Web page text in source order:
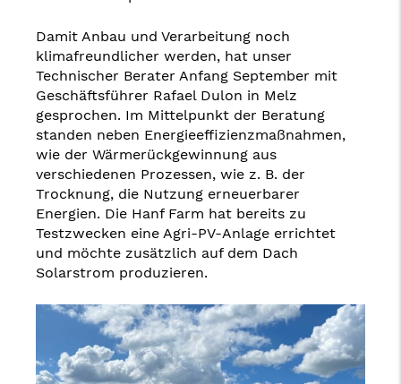
Damit Anbau und Verarbeitung noch
klimafreundlicher werden, hat unser
Technischer Berater Anfang September mit
Geschäftsführer Rafael Dulon in Melz
gesprochen. Im Mittelpunkt der Beratung
standen neben Energieeffizienzmaßnahmen,
wie der Wärmerückgewinnung aus
verschiedenen Prozessen, wie z. B. der
Trocknung, die Nutzung erneuerbarer
Energien. Die Hanf Farm hat bereits zu
Testzwecken eine Agri-PV-Anlage errichtet
und möchte zusätzlich auf dem Dach
Solarstrom produzieren.